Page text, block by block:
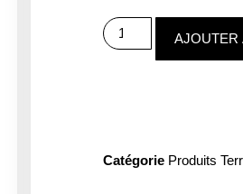
AJOUTER
Catégorie Produits